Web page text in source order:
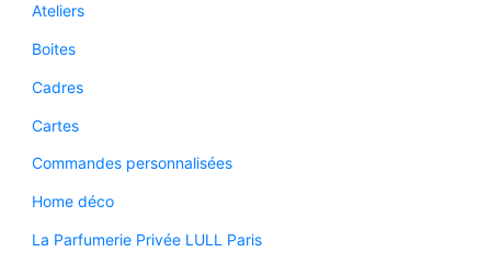
Ateliers
Boites
Cadres
Cartes
Commandes personnalisées
Home déco
La Parfumerie Privée LULL Paris